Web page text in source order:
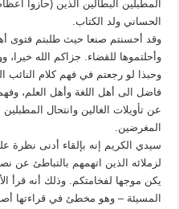
المطبلين البطالين الذين (حازوا
الحساني ولد الكتاب.
وقد أحسنتم صنعا حيث طلبتم فتوى
وأحلتموها للقضاء. جزاكم الله خيرا،
وحبذا لو رجعتم في فهم كلام
فاضل الى أهل اللغة وأهل العلم،
عن تأويلات الغالين وانتحال
المغرضين.
سيدي الكريم إنه بإلقاء أدنى نظرة
لزملائه الذين اتهمهم بالتباطئ عن
يكن موجها لفخامتكم. وذلك أنه قرأ
المسيئة – وهو مخطئ في قراءتها